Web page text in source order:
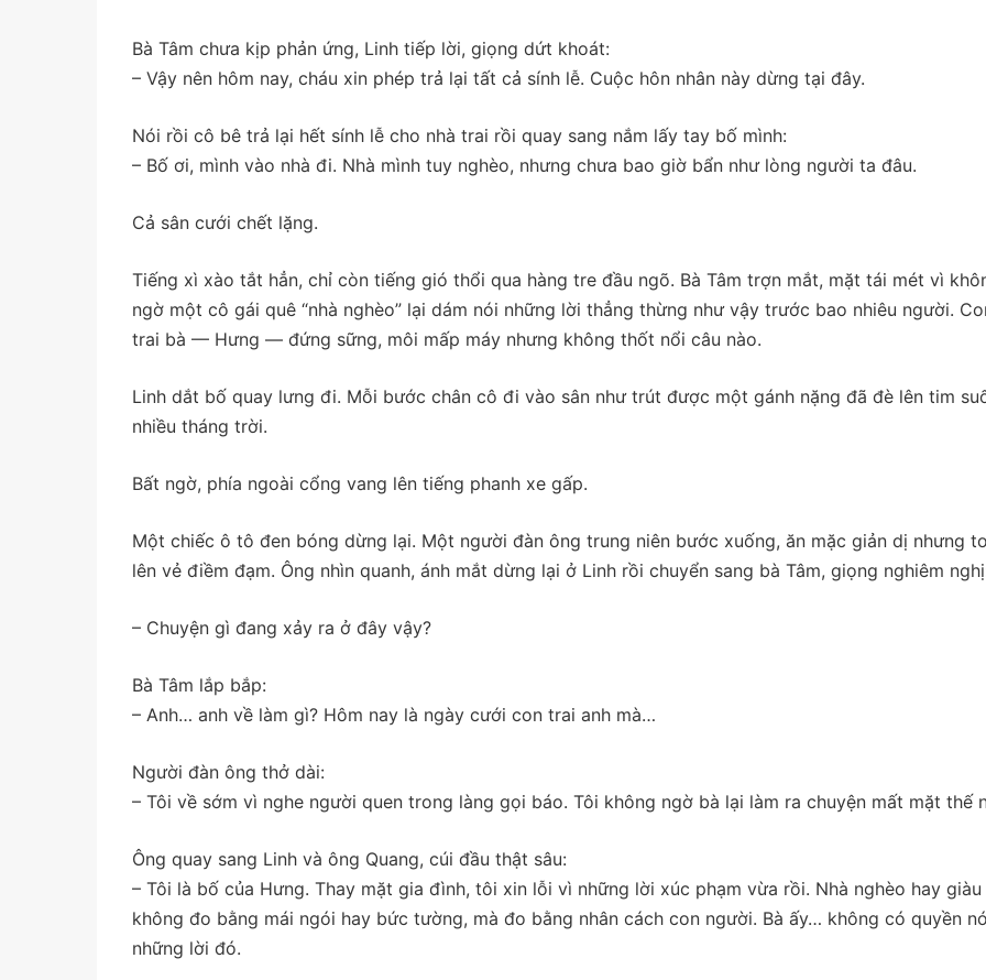
Bà Tâm chưa kịp phản ứng, Linh tiếp lời, giọng dứt khoát:
– Vậy nên hôm nay, cháu xin phép trả lại tất cả sính lễ. Cuộc hôn nhân này dừng tại đây.
Nói rồi cô bê trả lại hết sính lễ cho nhà trai rồi quay sang nắm lấy tay bố mình:
– Bố ơi, mình vào nhà đi. Nhà mình tuy nghèo, nhưng chưa bao giờ bẩn như lòng người ta đâu.
Cả sân cưới chết lặng.
Tiếng xì xào tắt hẳn, chỉ còn tiếng gió thổi qua hàng tre đầu ngõ. Bà Tâm trợn mắt, mặt tái mét vì
ngờ một cô gái quê “nhà nghèo” lại dám nói những lời thẳng thừng như vậy trước bao nhiêu người.
trai bà — Hưng — đứng sững, môi mấp máy nhưng không thốt nổi câu nào.
Linh dắt bố quay lưng đi. Mỗi bước chân cô đi vào sân như trút được một gánh nặng đã đè lên tim
nhiều tháng trời.
Bất ngờ, phía ngoài cổng vang lên tiếng phanh xe gấp.
Một chiếc ô tô đen bóng dừng lại. Một người đàn ông trung niên bước xuống, ăn mặc giản dị nhưng
lên vẻ điềm đạm. Ông nhìn quanh, ánh mắt dừng lại ở Linh rồi chuyển sang bà Tâm, giọng nghiêm
– Chuyện gì đang xảy ra ở đây vậy?
Bà Tâm lắp bắp:
– Anh… anh về làm gì? Hôm nay là ngày cưới con trai anh mà…
Người đàn ông thở dài:
– Tôi về sớm vì nghe người quen trong làng gọi báo. Tôi không ngờ bà lại làm ra chuyện mất mặt thế
Ông quay sang Linh và ông Quang, cúi đầu thật sâu:
– Tôi là bố của Hưng. Thay mặt gia đình, tôi xin lỗi vì những lời xúc phạm vừa rồi. Nhà nghèo hay giàu
không đo bằng mái ngói hay bức tường, mà đo bằng nhân cách con người. Bà ấy… không có quyền
những lời đó.